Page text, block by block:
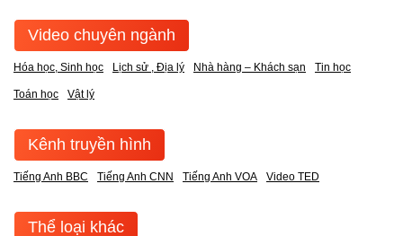
Video chuyên ngành
Hóa học, Sinh học Lịch sử , Địa lý Nhà hàng – Khách sạn Tin học
Toán học Vật lý
Kênh truyền hình
Tiếng Anh BBC Tiếng Anh CNN Tiếng Anh VOA Video TED
Thể loại khác